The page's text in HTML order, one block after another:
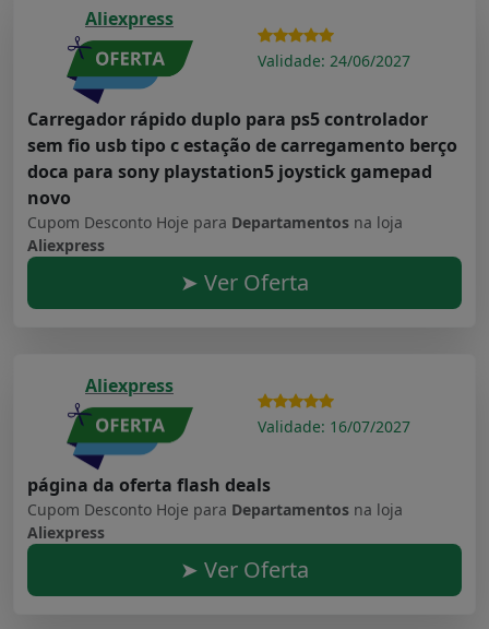
Aliexpress
Validade: 24/06/2027
Carregador rápido duplo para ps5 controlador
sem fio usb tipo c estação de carregamento berço
doca para sony playstation5 joystick gamepad
novo
Cupom Desconto Hoje para Departamentos na loja
Aliexpress
➤ Ver Oferta
Aliexpress
Validade: 16/07/2027
página da oferta flash deals
Cupom Desconto Hoje para Departamentos na loja
Aliexpress
➤ Ver Oferta